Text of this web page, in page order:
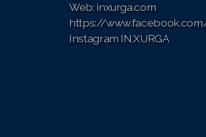
Web: inxurga.com
https://
Instagram IN.XURGA